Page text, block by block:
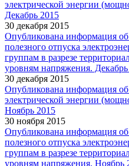
электрической энергии
Декабрь 2015
30 декабря 2015
Опубликована информация об
полезного отпуска
группам в разрезе
уровням напряжения. Декабрь
30 декабря 2015
Опубликована информация
электрической энергии
Ноябрь 2015
30 ноября 2015
Опубликована информация об
полезного отпуска
группам в разрезе
уровням напряжения. Ноябрь